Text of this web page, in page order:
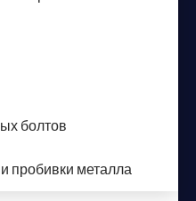
болтов
пробивки металла